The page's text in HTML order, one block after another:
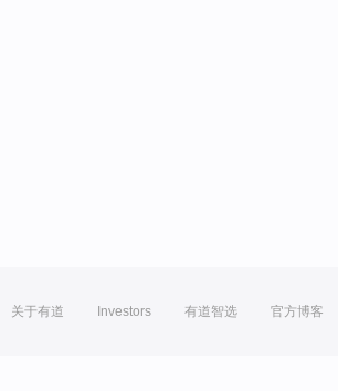
关于有道 Investors 有道智选 官方博客